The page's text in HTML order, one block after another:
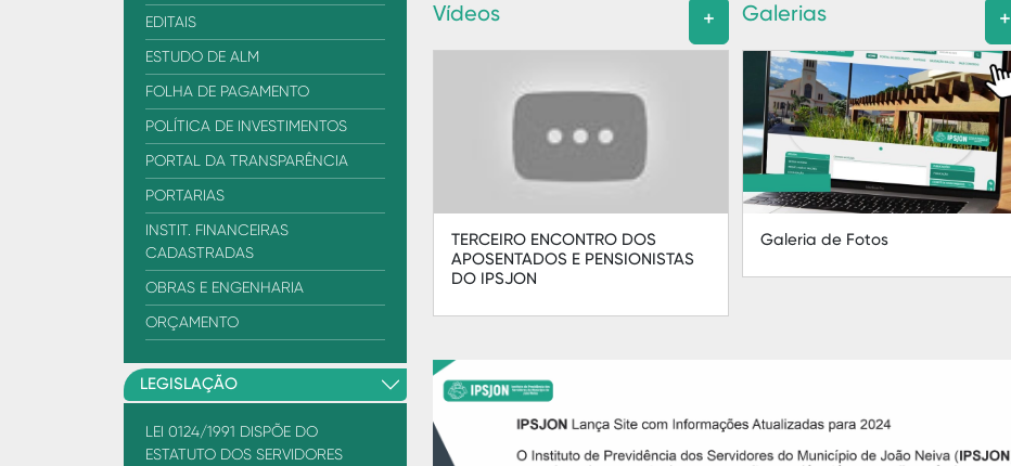
EDITAIS
ESTUDO DE ALM
FOLHA DE PAGAMENTO
POLÍTICA DE INVESTIMENTOS
PORTAL DA TRANSPARÊNCIA
PORTARIAS
INSTIT. FINANCEIRAS
CADASTRADAS
OBRAS E ENGENHARIA
ORÇAMENTO
LEGISLAÇÃO
LEI 0124/1991 DISPÕE DO
ESTATUTO DOS SERVIDORES
Vídeos +
TERCEIRO ENCONTRO DOS
APOSENTADOS E PENSIONISTAS
DO IPSJON
Galerias +
Galeria de Fotos